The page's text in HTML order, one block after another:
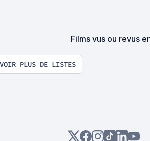
Films vus ou revus
VOIR PLUS DE LISTES